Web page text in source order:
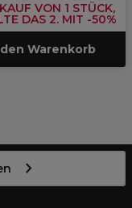
VON 1 STÜCK,
DAS 2. MIT -50%
Warenkorb